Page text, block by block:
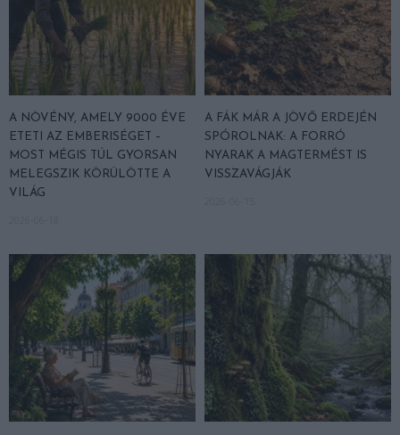
A NÖVÉNY, AMELY 9000 ÉVE
ETETI AZ EMBERISÉGET –
MOST MÉGIS TÚL GYORSAN
MELEGSZIK KÖRÜLÖTTE A
VILÁG
A FÁK MÁR A JÖVŐ ERDEJÉN
SPÓROLNAK: A FORRÓ
NYARAK A MAGTERMÉST IS
VISSZAVÁGJÁK